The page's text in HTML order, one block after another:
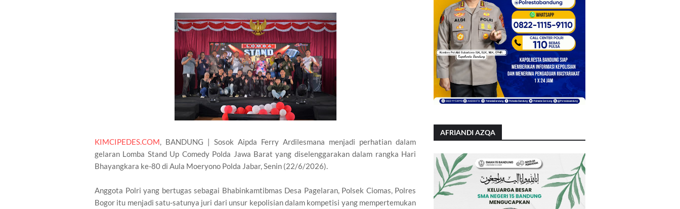
KIMCIPEDES.COM, BANDUNG | Sosok Aipda Ferry Ardilesmana menjadi perhatian dalam
gelaran Lomba Stand Up Comedy Polda Jawa Barat yang diselenggarakan dalam rangka Hari
Bhayangkara ke-80 di Aula Moeryono Polda Jabar, Senin (22/6/2026).
Anggota Polri yang bertugas sebagai Bhabinkamtibmas Desa Pagelaran, Polsek Ciomas, Polres
Bogor itu menjadi satu-satunya juri dari unsur kepolisian dalam kompetisi yang mempertemukan
AFRIANDI AZQA